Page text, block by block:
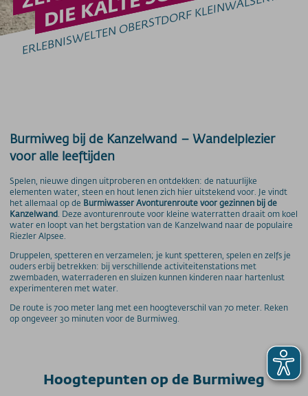
GRUPPEN & SCHULEN
Gruppenangebote
Schulklassenangebote
Weitere Infos
SOS / Notfallnummern
ERLEBNISWELTEN OBERSTDORF KLEINWALSERTAL
Burmiweg bij de Kanzelwand – Wandelplezier
voor alle leeftijden
Spelen, nieuwe dingen uitproberen en ontdekken: de natuurlijke
elementen water, steen en hout lenen zich hier uitstekend voor. Je vindt
het allemaal op de Burmiwasser Avonturenroute voor gezinnen bij de
Kanzelwand . Deze avonturenroute voor kleine waterratten draait om koel
water en loopt van het bergstation van de Kanzelwand naar de populaire
Riezler Alpsee.
Druppelen, spetteren en verzamelen; je kunt spetteren, spelen en zelfs je
ouders erbij betrekken: bij verschillende activiteitenstations met
zwembaden, waterraderen en sluizen kunnen kinderen naar hartenlust
experimenteren met water.
De route is 700 meter lang met een hoogteverschil van 70 meter. Reken
op ongeveer 30 minuten voor de Burmiweg.
Hoogtepunten op de Burmiweg